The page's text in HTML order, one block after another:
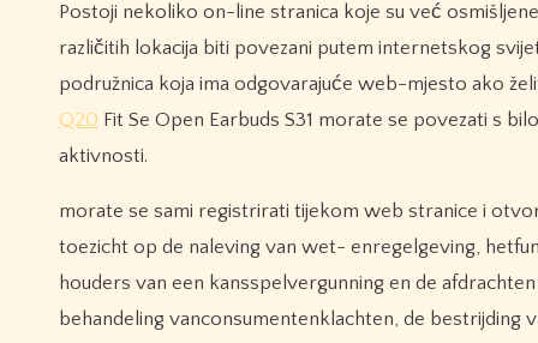
Postoji nekoliko on-line stranica koje su već
različitih lokacija biti povezani putem internetskog
podružnica koja ima odgovarajuće web-mjesto ako
Q20 Fit Se Open Earbuds S31 morate se povezati s
aktivnosti.
morate se sami registrirati tijekom web stranice i
toezicht op de naleving van wet- enregelgeving,
houders van een kansspelvergunning en de
behandeling vanconsumentenklachten, de bestrijding